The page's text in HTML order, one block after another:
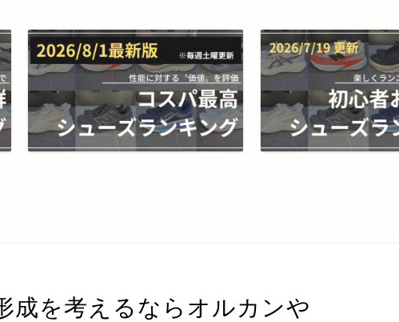
成を考えるならオルカンや